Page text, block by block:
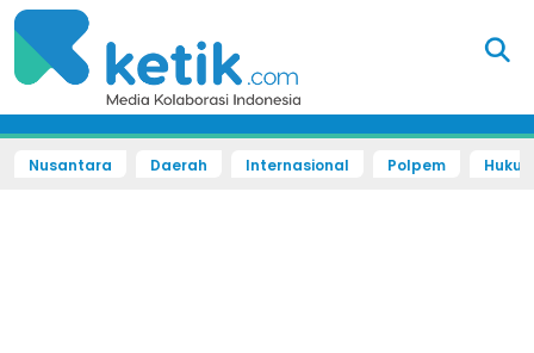
Nusantara Daerah Internasional Polpem